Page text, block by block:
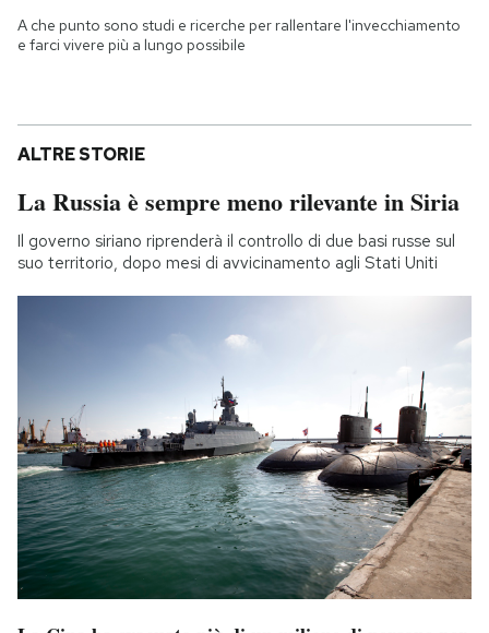
A che punto sono studi e ricerche per rallentare l'invecchiamento
e farci vivere più a lungo possibile
ALTRE STORIE
La Russia è sempre meno rilevante in Siria
Il governo siriano riprenderà il controllo di due basi russe sul
suo territorio, dopo mesi di avvicinamento agli Stati Uniti